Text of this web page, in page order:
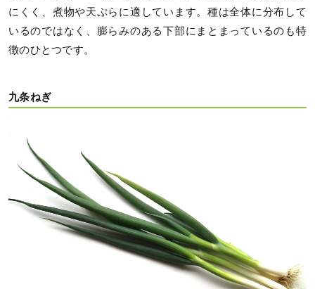
にくく、煮物や天ぷらに適しています。種は全体に分布して
いるのではなく、膨らみのある下部にまとまっているのも特
徴のひとつです。
九条ねぎ